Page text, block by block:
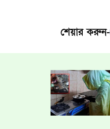
শেয়ার করুন-